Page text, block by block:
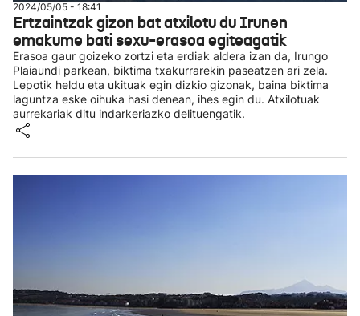
2024/05/05 - 18:41
Ertzaintzak gizon bat atxilotu du Irunen
emakume bati sexu-erasoa egiteagatik
Erasoa gaur goizeko zortzi eta erdiak aldera izan da, Irungo
Plaiaundi parkean, biktima txakurrarekin paseatzen ari zela.
Lepotik heldu eta ukituak egin dizkio gizonak, baina biktima
laguntza eske oihuka hasi denean, ihes egin du. Atxilotuak
aurrekariak ditu indarkeriazko delituengatik.